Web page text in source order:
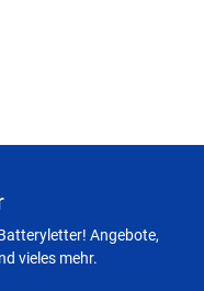
Angebote,
vieles mehr.